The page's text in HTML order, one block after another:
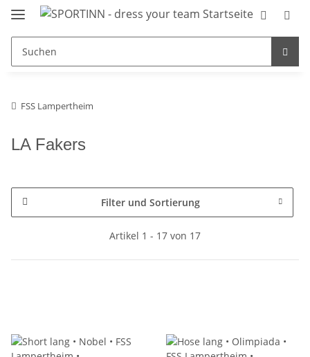
FSS Lampertheim
LA Fakers
Filter und Sortierung
Artikel 1 - 17 von 17